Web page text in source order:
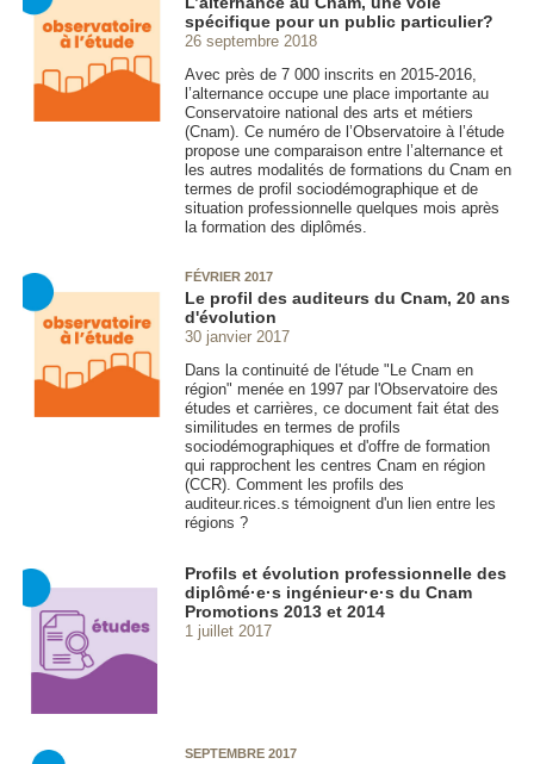
spécifique pour un public particulier?
26 septembre 2018
Avec près de 7 000 inscrits en 2015-2016,
l’alternance occupe une place importante au
Conservatoire national des arts et métiers
(Cnam). Ce numéro de l’Observatoire à l’étude
propose une comparaison entre l’alternance et
les autres modalités de formations du Cnam en
termes de profil sociodémographique et de
situation professionnelle quelques mois après
la formation des diplômés.
FÉVRIER 2017
Le profil des auditeurs du Cnam, 20 ans
d'évolution
30 janvier 2017
Dans la continuité de l'étude "Le Cnam en
région" menée en 1997 par l'Observatoire des
études et carrières, ce document fait état des
similitudes en termes de profils
sociodémographiques et d'offre de formation
qui rapprochent les centres Cnam en région
(CCR). Comment les profils des
auditeur.rices.s témoignent d'un lien entre les
régions ?
Profils et évolution professionnelle des
diplômé·e·s ingénieur·e·s du Cnam
Promotions 2013 et 2014
1 juillet 2017
SEPTEMBRE 2017